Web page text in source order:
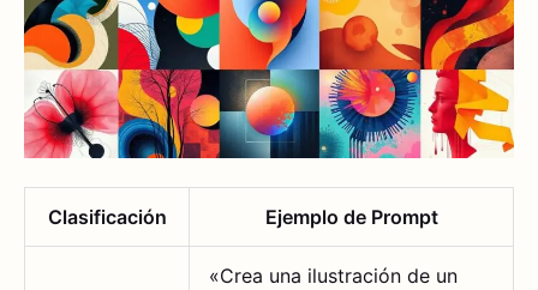
Clasificación Ejemplo de Prompt
«Crea una ilustración de un